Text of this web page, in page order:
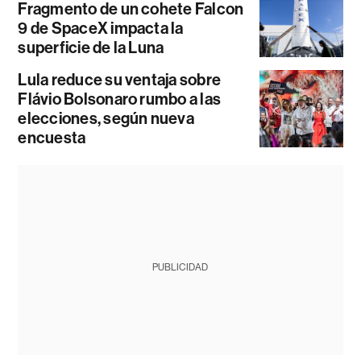
Fragmento de un cohete Falcon
9 de SpaceX impacta la
superficie de la Luna
Lula reduce su ventaja sobre
Flávio Bolsonaro rumbo a las
elecciones, según nueva
encuesta
PUBLICIDAD